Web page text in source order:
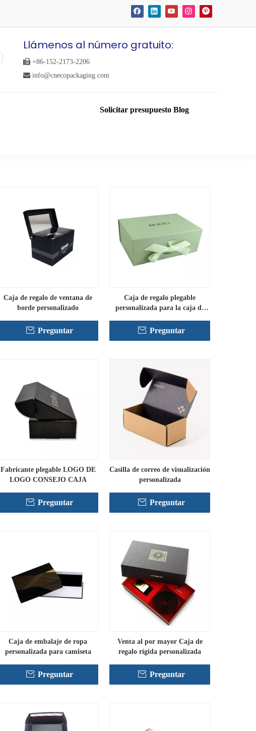
Llámenos al número gratuito:
 +86-152-2173-2206
 info@cnecopackaging.com
Solicitar presupuesto Blog
Caja de regalo de ventana de
borde personalizado
Preguntar
Caja de regalo plegable
personalizada para la caja de
Preguntar
Fabricante plegable LOGO DE
LOGO CONSEJO CAJA
Preguntar
Casilla de correo de visualización
personalizada
Preguntar
Caja de embalaje de ropa
personalizada para camiseta
Preguntar
Venta al por mayor Caja de
regalo rígida personalizada
Preguntar